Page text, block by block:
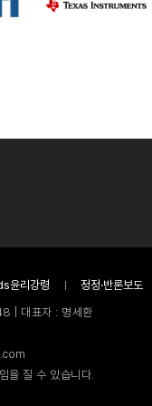
윤리강령 정정·반론보도
| 대표자 : 명세환
을 질 수 있습니다.